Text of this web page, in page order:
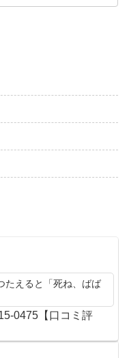
たえると「死ね、ばば
0475【口コミ評